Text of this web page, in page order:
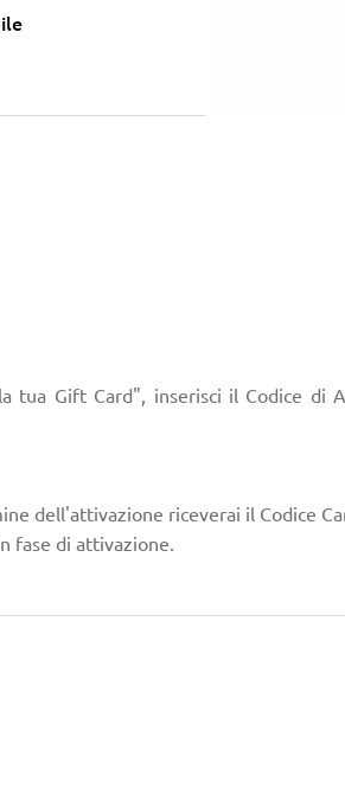
tua Gift Card", inserisci il Codice di
dell'attivazione riceverai il Codice
fase di attivazione.